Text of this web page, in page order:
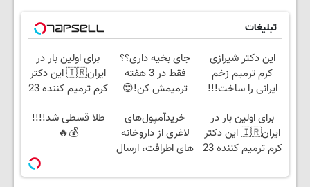
تبلیغات
این دکتر شیرازی
کرم ترمیم زخم
ایرانی را ساخت!!!
جای بخیه داری؟؟
فقط در 3 هفته
ترمیمش کن!😍
برای اولین بار در
ایران🇮🇷 این دکتر
کرم ترمیم کننده 23
برای اولین بار در
ایران🇮🇷 این دکتر
کرم ترمیم کننده 23
خریدآمپول‌های
لاغری از داروخانه
های اطرافت، ارسال
یخ!
طلا قسطی شد!!!!
💰🔥